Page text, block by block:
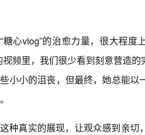
“糖心vlog”的治愈力量，很大程度
视频里，我们很少看到刻意营造
小小的沮丧，但最终，她总能
这种真实的展现，让观众感到亲切